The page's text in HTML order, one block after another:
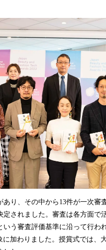
あり、その中から13件が一次
定されました。審査は各方面
う審査評価基準に沿って行わ
に加わりました。授賞式では、